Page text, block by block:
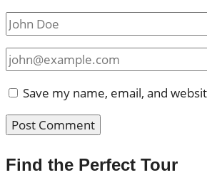
Save my name, email, and
Find the Perfect Tour